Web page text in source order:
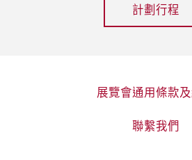
計劃行程
展覽會通用條款
聯繫我們